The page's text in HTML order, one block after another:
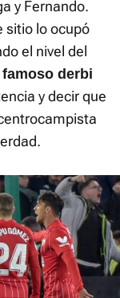
y Fernando.
sitio lo ocupó
el nivel del
derbi
y decir que